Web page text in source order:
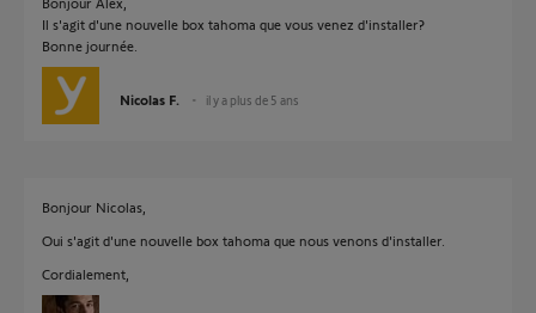
Il s'agit d'une nouvelle box tahoma que vous venez d'installer?
Bonne journée.
Nicolas F. il y a plus de 5 ans
Bonjour Nicolas,
Oui s'agit d'une nouvelle box tahoma que nous venons d'installer.
Cordialement,